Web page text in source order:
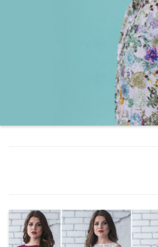
שמלה סקסית לצילומי הריון